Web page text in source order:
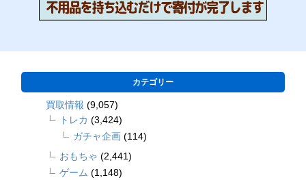
カテゴリー
買取情報 (9,057)
トレカ (3,424)
ガチャ企画 (114)
おもちゃ (2,441)
ゲーム (1,148)